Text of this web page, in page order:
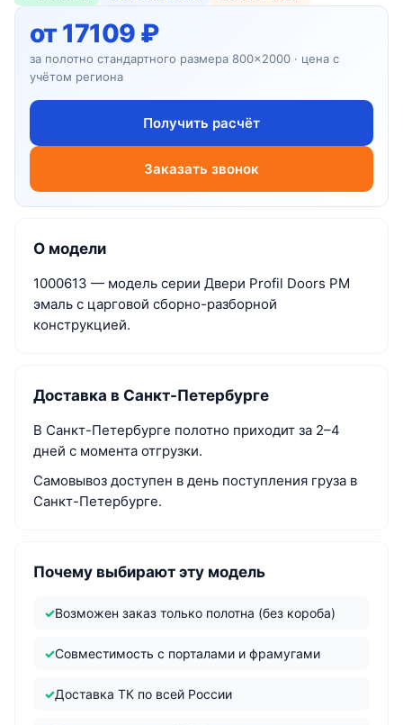
от 17109 ₽
за полотно стандартного размера 800×2000 · цена с
учётом региона
Получить расчёт
Заказать звонок
О модели
1000613 — модель серии Двери Profil Doors PM
эмаль с царговой сборно-разборной
конструкцией.
Доставка в Санкт-Петербурге
В Санкт-Петербурге полотно приходит за 2–4
дней с момента отгрузки.
Самовывоз доступен в день поступления груза в
Санкт-Петербурге.
Почему выбирают эту модель
Возможен заказ только полотна (без короба)
Совместимость с порталами и фрамугами
Доставка ТК по всей России